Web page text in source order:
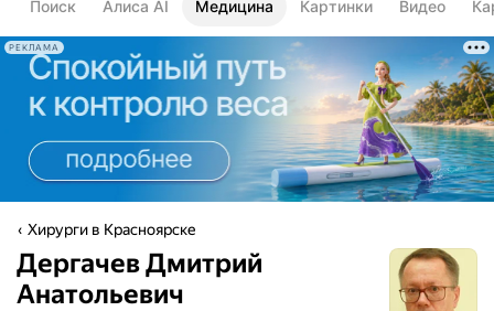
Поиск Алиса AI Медицина Картинки Видео
РЕКЛАМА
Хирурги в Красноярске
Дергачев Дмитрий
Анатольевич